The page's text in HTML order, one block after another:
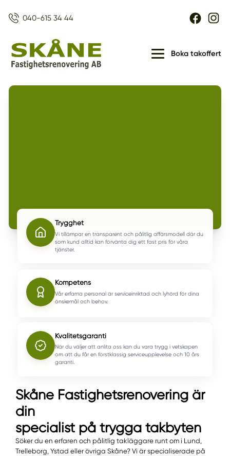
040-615 34 44
Boka takoffert
Trygghet
Vi tillämpar en transparent och pålitlig affärsmodell där du
som kund alltid kan förvänta dig ett fast pris för våra
tjänster.
Kompetens
Vår erfarna personal är serviceinriktad och lyhörd för dina
önskemål och behov.
Kvalitetsgaranti
När du väljer att anlita oss kan du vara trygg i vetskapen
om att du får en förstklassig serviceupplevelse och 10 års
garanti.
Skåne Fastighetsrenovering är
din
specialist på trygga takbyten
Söker du en erfaren och pålitlig takläggare runt om i Lund,
Trelleborg, Ystad eller övriga Skåne? Vi är specialiserade på